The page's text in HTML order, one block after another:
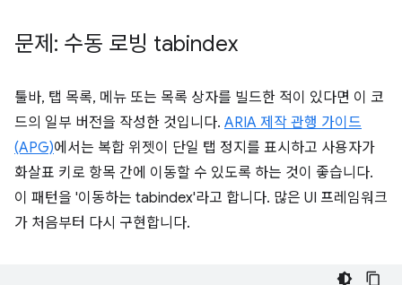
문제: 수동 로빙 tabindex
툴바, 탭 목록, 메뉴 또는 목록 상자를 빌드한 적이 있다면 이 코
드의 일부 버전을 작성한 것입니다. ARIA 제작 관행 가이드
(APG)에서는 복합 위젯이 단일 탭 정지를 표시하고 사용자가
화살표 키로 항목 간에 이동할 수 있도록 하는 것이 좋습니다.
이 패턴을 '이동하는 tabindex'라고 합니다. 많은 UI 프레임워크
가 처음부터 다시 구현합니다.